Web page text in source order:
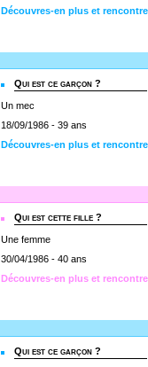
Découvres-en plus et
Qui est ce garçon ?
Un mec
18/09/1986 - 39 ans
Découvres-en plus et
Qui est cette fille ?
Une femme
30/04/1986 - 40 ans
Découvres-en plus et
Qui est ce garçon ?